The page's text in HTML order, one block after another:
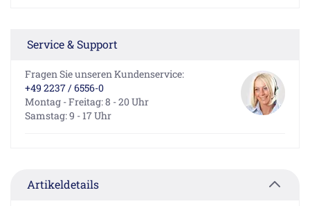
Service & Support
Fragen Sie unseren Kundenservice:
+49 2237 / 6556-0
Montag - Freitag: 8 - 20 Uhr
Samstag: 9 - 17 Uhr
Artikeldetails